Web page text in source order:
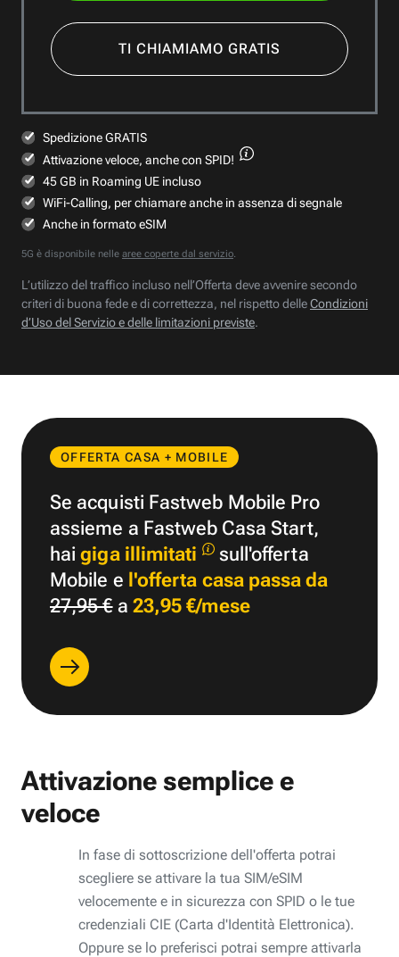
TI CHIAMIAMO GRATIS
Spedizione GRATIS
Attivazione veloce, anche con SPID!
45 GB in Roaming UE incluso
WiFi-Calling, per chiamare anche in assenza di segnale
Anche in formato eSIM
5G è disponibile nelle aree coperte dal servizio.
L’utilizzo del traffico incluso nell’Offerta deve avvenire secondo
criteri di buona fede e di correttezza, nel rispetto delleCondizioni
d’Uso del Servizio e delle limitazioni previste.
OFFERTA CASA + MOBILE
Se acquisti Fastweb Mobile Pro
assieme a Fastweb Casa Start,
haigiga illimitati
sull'offerta
Mobile e l'offerta casa passa da
27,95 €a 23,95 €/mese
Attivazione semplice e
veloce
In fase di sottoscrizione dell'offerta potrai
scegliere se attivare la tua SIM/eSIM
velocemente e in sicurezza con SPID o le tue
credenziali CIE (Carta d'Identità Elettronica).
Oppure se lo preferisci potrai sempre attivarla